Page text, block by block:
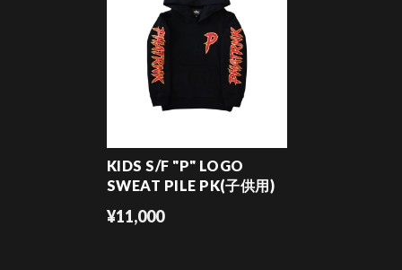
KIDS S/F "P" LOGO
SWEAT PILE PK(子供用)
¥11,000